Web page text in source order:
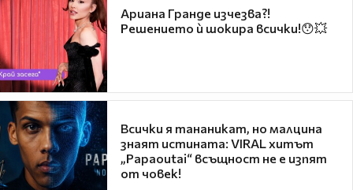
Ариана Гранде изчезва?!
Решението ѝ шокира всички!😯💥
Всички я тананикат, но малцина
знаят истината: VIRAL хитът
„Papaoutai“ всъщност не е изпят
от човек!